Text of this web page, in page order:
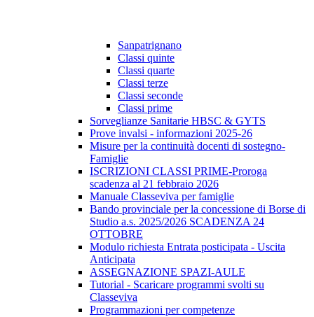
Sanpatrignano
Classi quinte
Classi quarte
Classi terze
Classi seconde
Classi prime
Sorveglianze Sanitarie HBSC & GYTS
Prove invalsi - informazioni 2025-26
Misure per la continuità docenti di sostegno-
Famiglie
ISCRIZIONI CLASSI PRIME-Proroga
scadenza al 21 febbraio 2026
Manuale Classeviva per famiglie
Bando provinciale per la concessione di Borse di
Studio a.s. 2025/2026 SCADENZA 24
OTTOBRE
Modulo richiesta Entrata posticipata - Uscita
Anticipata
ASSEGNAZIONE SPAZI-AULE
Tutorial - Scaricare programmi svolti su
Classeviva
Programmazioni per competenze